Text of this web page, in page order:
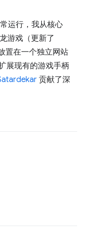
运行，我从核心
游戏（更新了
置在一个独立网站
展现有的游戏手柄
贡献了深